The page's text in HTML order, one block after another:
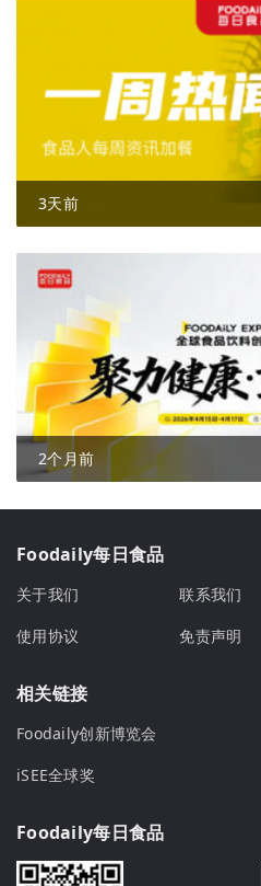
3天前
2个月前
Foodaily每日食品
关于我们 联系我们
使用协议
免责声明
相关链接
Foodaily创新博览会
iSEE全球奖
Foodaily每日食品